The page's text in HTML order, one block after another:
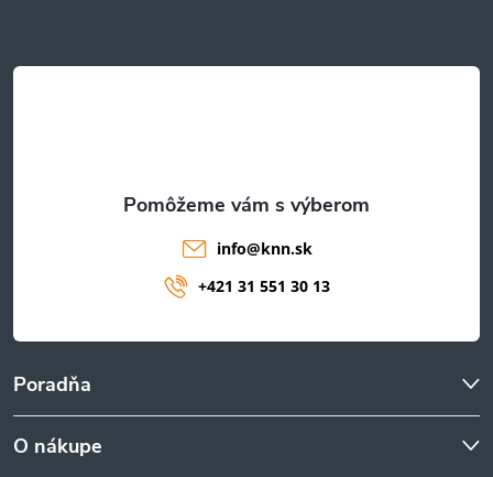
t
Poradňa
O nákupe
info@knn.sk
+421 31 551 30 13